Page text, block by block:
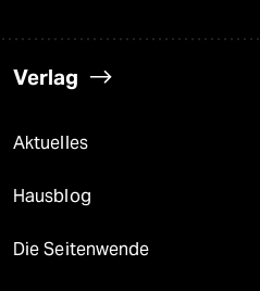
Verlag
Aktuelles
Hausblog
Die Seitenwende